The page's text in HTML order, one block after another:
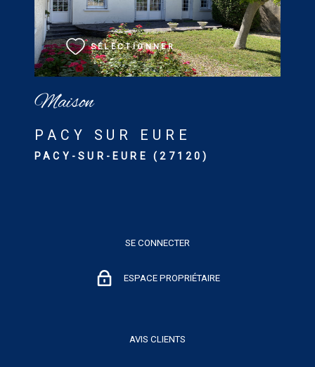
Maison
PACY SUR EURE
PACY-SUR-EURE (27120)
SÉLECTIONNER
VOIR LE BIEN
SE CONNECTER
ESPACE PROPRIÉTAIRE
AVIS CLIENTS